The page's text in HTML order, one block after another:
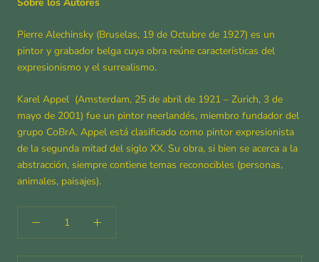
Pierre Alechinsky (Bruselas, 19 de Octubre de 1927) es un
pintor y grabador belga cuya obra reúne características del
expresionismo y el surrealismo.
Karel Appel (Amsterdam, 25 de abril de 1921 – Zurich, 3 de
mayo de 2001​) fue un pintor neerlandés, miembro fundador del
grupo CoBrA. Appel está clasificado como pintor expresionista
de la segunda mitad del siglo XX. Su obra, si bien se acerca a la
abstracción, siempre contiene temas reconocibles (personas,
animales, paisajes).